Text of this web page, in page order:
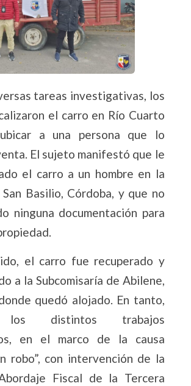
tareas investigativas, los
el carro en Río Cuarto
a una persona que lo
El sujeto manifestó que le
el carro a un hombre en la
Basilio, Córdoba, y que no
ninguna documentación para
el carro fue recuperado y
a la Subcomisaría de Abilene,
quedó alojado. En tanto,
los distintos trabajos
en el marco de la causa
robo”, con intervención de la
Fiscal de la Tercera